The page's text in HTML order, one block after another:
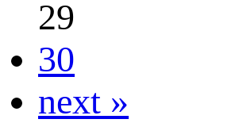
29
30
next »